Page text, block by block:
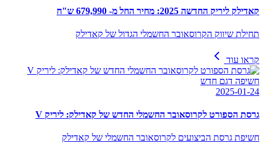
קאדילק ליריק החדשה 2025: מחיר החל מ- 679,990 ש"ח
תחילת שיווק הקרוסאובר החשמלי הגדול של קאדילק
קראו עוד
חשיפה דגם חדש
2025-01-24
גרסת הספורט לקרוסאובר החשמלי החדש של קאדילק: ליריק V
חשיפת גרסת הביצועים לקרוסאובר החשמלי של קאדילק